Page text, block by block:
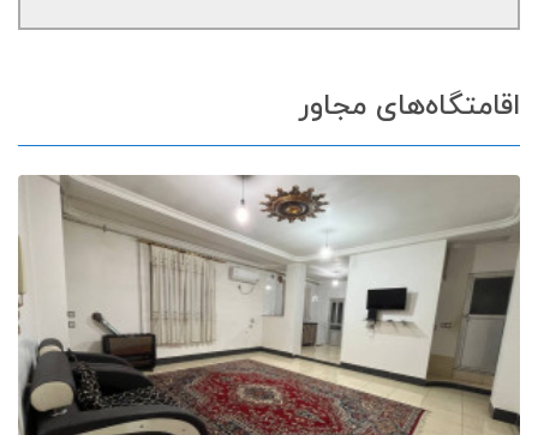
اقامتگاه‌های مجاور